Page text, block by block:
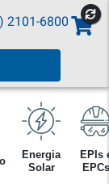
2101-6800
Energia
Solar
EPIs
EPCs